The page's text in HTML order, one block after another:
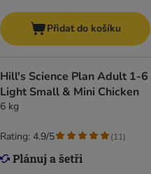
Přidat do košíku
Hill's Science Plan Adult 1-6
Light Small & Mini Chicken
6 kg
Rating: 4.9/5 (11)